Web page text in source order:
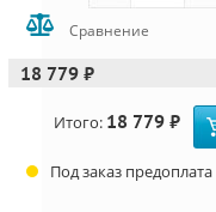
Сравнение
18 779 ₽
Итого: 18 779 ₽
Под заказ предоплата